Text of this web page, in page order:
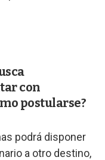
con
postularse?
podrá disponer
a otro destino,